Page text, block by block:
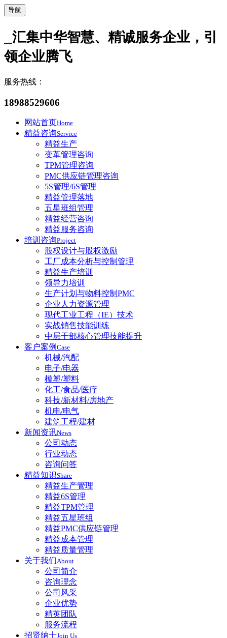
导航
汇集中华智慧、精诚服务企业，引
领企业腾飞
服务热线：
18988529606
网站首页Home
精益咨询Service
精益生产
变革管理咨询
TPM管理咨询
PMC供应链管理咨询
5S管理/6S管理
精益管理落地
五星班组管理
精益经营咨询
精益服务咨询
培训咨询Project
股权设计与股权激励
工厂成本分析与控制管理
精益生产培训
领导力培训
生产计划与物料控制PMC
企业人力资源管理
现代工业工程（IE）技术
实战销售技能训练
中层干部核心管理技能提升
客户案例 Case
机械/汽配
电子/电器
模塑/塑料
化工/食品/医疗
科技/新材料/房地产
机电/电气
建筑工程/建材
新闻资讯News
公司动态
行业动态
咨询问答
精益知识Share
精益生产管理
精益6S管理
精益TPM管理
精益五星班组
精益PMC供应链管理
精益成本管理
精益质量管理
关于我们About
公司简介
咨询理念
公司风采
企业优势
精英团队
服务流程
招贤纳士Join Us